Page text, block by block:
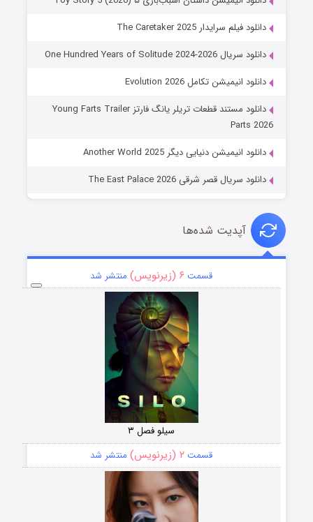
دانلود فیلم سرایدار The Caretaker 2025
دانلود سریال One Hundred Years of Solitude 2024-2026
دانلود انیمیشن تکامل Evolution 2026
دانلود مستند قطعات تریلر یانگ فارتز Young Farts Trailer
Parts 2026
دانلود انیمیشن دنیایی دیگر Another World 2025
دانلود سریال قصر شرقی The East Palace 2026
آپدیت شده‌ها
قسمت ۶ (زیرنویس) منتشر شد
سیلو فصل ۳
قسمت ۲ (زیرنویس) منتشر شد